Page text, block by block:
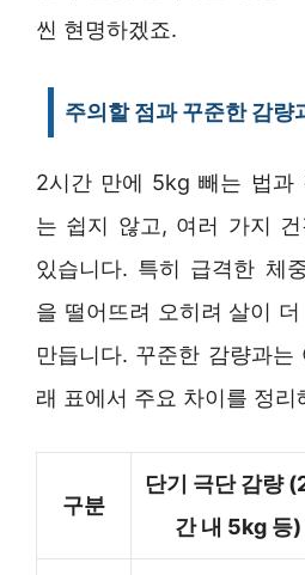
씬 현명하겠죠.
주의할 점과 꾸준한 감량
2시간 만에 5kg 빼는 법과
는 쉽지 않고, 여러 가지
있습니다. 특히 급격한 체
을 떨어뜨려 오히려 살이
만듭니다. 꾸준한 감량과는
래 표에서 주요 차이를 정리
구분
단기 극단 감량
간 내 5kg 등)